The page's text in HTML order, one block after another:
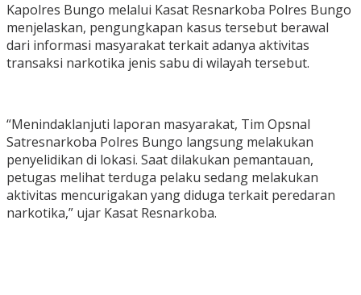
Kapolres Bungo melalui Kasat Resnarkoba Polres Bungo
menjelaskan, pengungkapan kasus tersebut berawal
dari informasi masyarakat terkait adanya aktivitas
transaksi narkotika jenis sabu di wilayah tersebut.
“Menindaklanjuti laporan masyarakat, Tim Opsnal
Satresnarkoba Polres Bungo langsung melakukan
penyelidikan di lokasi. Saat dilakukan pemantauan,
petugas melihat terduga pelaku sedang melakukan
aktivitas mencurigakan yang diduga terkait peredaran
narkotika,” ujar Kasat Resnarkoba.